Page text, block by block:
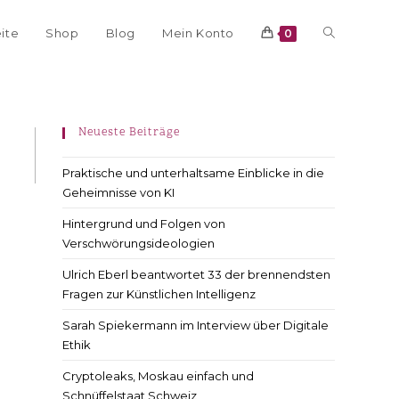
Shop Blog Mein Konto 0
Neueste Beiträge
Praktische und unterhaltsame Einblicke in die
Geheimnisse von KI
Hintergrund und Folgen von
Verschwörungsideologien
Ulrich Eberl beantwortet 33 der brennendsten
Fragen zur Künstlichen Intelligenz
Sarah Spiekermann im Interview über Digitale
Ethik
Cryptoleaks, Moskau einfach und
Schnüffelstaat Schweiz